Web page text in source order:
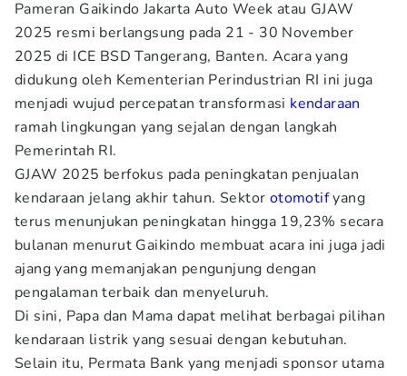
Pameran Gaikindo Jakarta Auto Week atau GJAW
2025 resmi berlangsung pada 21 - 30 November
2025 di ICE BSD Tangerang, Banten. Acara yang
didukung oleh Kementerian Perindustrian RI ini juga
menjadi wujud percepatan transformasi kendaraan
ramah lingkungan yang sejalan dengan langkah
Pemerintah RI.
GJAW 2025 berfokus pada peningkatan penjualan
kendaraan jelang akhir tahun. Sektor otomotifyang
terus menunjukan peningkatan hingga 19,23% secara
bulanan menurut Gaikindo membuat acara ini juga jadi
ajang yang memanjakan pengunjung dengan
pengalaman terbaik dan menyeluruh.
Di sini, Papa dan Mama dapat melihat berbagai pilihan
kendaraan listrik yang sesuai dengan kebutuhan.
Selain itu, Permata Bank yang menjadi sponsor utama